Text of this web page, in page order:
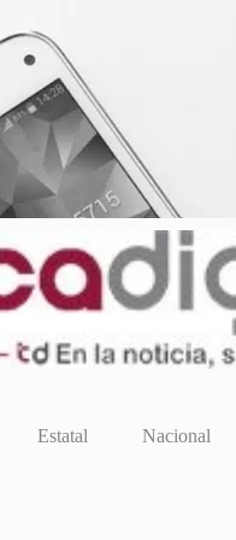
Estatal Nacional